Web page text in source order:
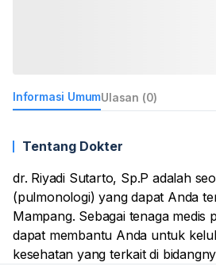
Informasi UmumUlasan (0)
Tentang Dokter
dr. Riyadi Sutarto, Sp.P adalah
(pulmonologi) yang dapat Anda
Mampang. Sebagai tenaga medis
dapat membantu Anda untuk
kesehatan yang terkait di